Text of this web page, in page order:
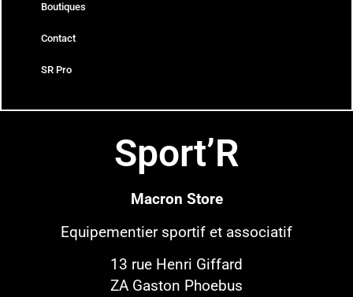
Boutiques
Contact
SR Pro
Sport’R
Macron Store
Equipementier sportif et associatif
13 rue Henri Giffard
ZA Gaston Phoebus